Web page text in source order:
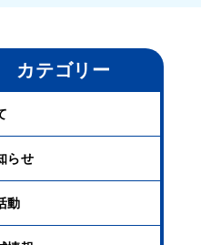
カテゴリー
らせ
動